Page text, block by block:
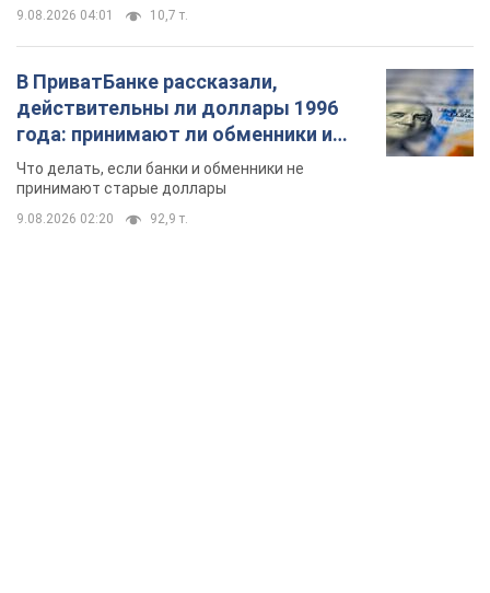
9.08.2026 04:01 10,7 т.
В ПриватБанке рассказали,
действительны ли доллары 1996
года: принимают ли обменники и
банки такие купюры
Что делать, если банки и обменники не
принимают старые доллары
9.08.2026 02:20 92,9 т.